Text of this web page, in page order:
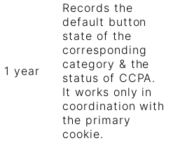
1 year
Records the
default button
state of the
corresponding
category & the
status of CCPA.
It works only in
coordination with
the primary
cookie.